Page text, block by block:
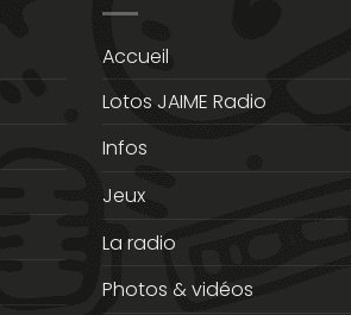
Accueil
Lotos JAIME Radio
Infos
Jeux
La radio
Photos & vidéos